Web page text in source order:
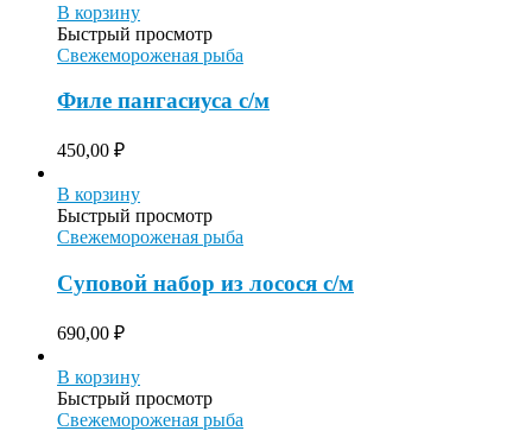
В корзину
Быстрый просмотр
Свежемороженая рыба
Филе пангасиуса с/м
450,00 ₽
В корзину
Быстрый просмотр
Свежемороженая рыба
Суповой набор из лосося с/м
690,00 ₽
В корзину
Быстрый просмотр
Свежемороженая рыба